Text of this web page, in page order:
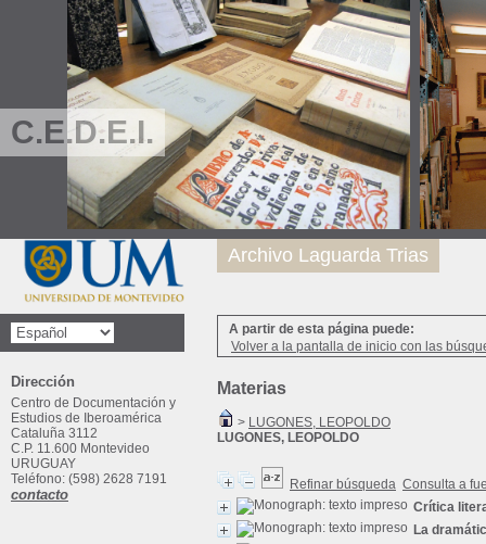
C.E.D.E.I.
A partir de esta página puede:
Volver a la pantalla de inicio con las
Materias
> LUGONES, LEOPOLDO
LUGONES, LEOPOLDO
Refinar búsqueda Consulta a
Crítica
La
Archivo Laguarda Trias
Dirección
Centro de Documentación y
Estudios de Iberoamérica
Cataluña 3112
C.P. 11.600 Montevideo
URUGUAY
Teléfono: (598) 2628 7191
contacto